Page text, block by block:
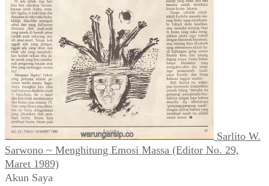
Sarlito W.
Sarwono ~ Menghitung Emosi Massa (Editor No. 29,
Maret 1989)
Akun Saya